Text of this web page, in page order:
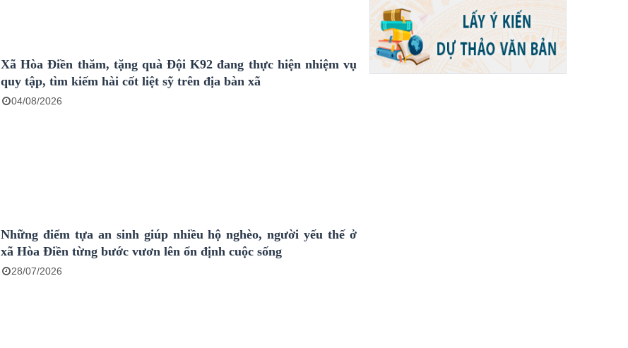
Xã Hòa Điền thăm, tặng quà Đội K92 đang thực hiện nhiệm vụ
quy tập, tìm kiếm hài cốt liệt sỹ trên địa bàn xã
04/08/2026
Những điểm tựa an sinh giúp nhiều hộ nghèo, người yếu thế ở
xã Hòa Điền từng bước vươn lên ổn định cuộc sống
28/07/2026